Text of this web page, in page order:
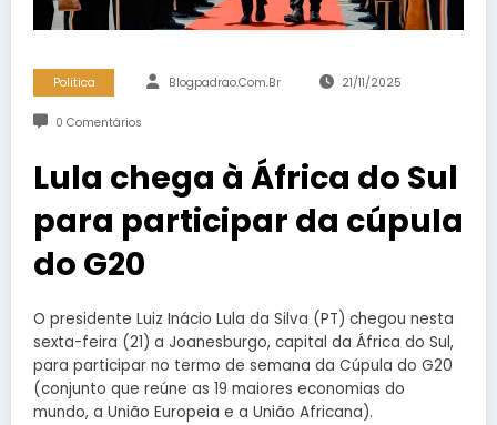
Politica Blogpadrao.com.br 21/11/2025
0 Comentários
Lula chega à África do Sul
para participar da cúpula
do G20
O presidente Luiz Inácio Lula da Silva (PT) chegou nesta
sexta-feira (21) a Joanesburgo, capital da África do Sul,
para participar no termo de semana da Cúpula do G20
(conjunto que reúne as 19 maiores economias do
mundo, a União Europeia e a União Africana).